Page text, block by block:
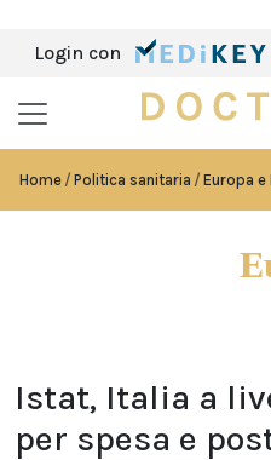
Login con
Home Politica sanitaria Europa e
Istat, Italia a
per spesa e